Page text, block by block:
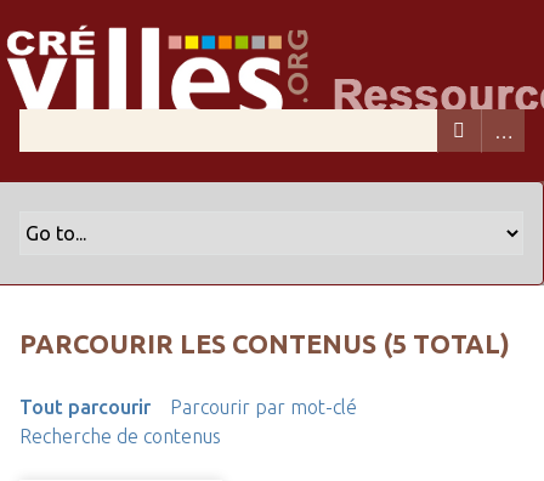
PARCOURIR LES CONTENUS (5 TOTAL)
Tout parcourir
Parcourir par mot-clé
Recherche de contenus